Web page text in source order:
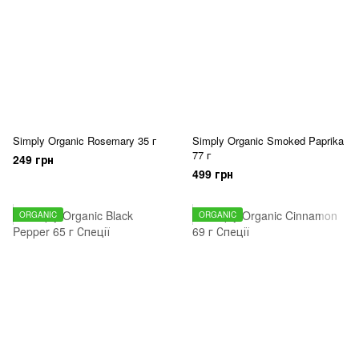
Simply Organic Rosemary 35 г
249 грн
Simply Organic Smoked Paprika
77 г
499 грн
ORGANIC ORGANIC